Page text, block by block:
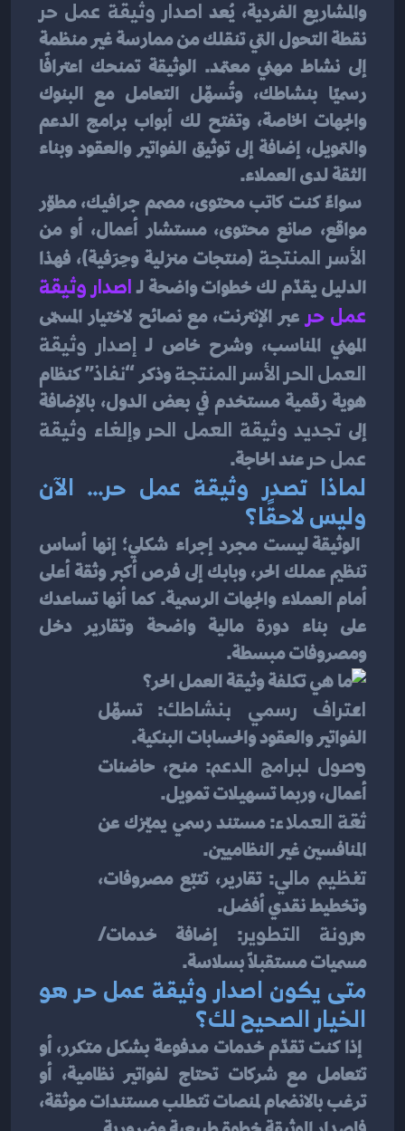
والمشاريع الفردية، يُعد اصدار وثيقة عمل حر
الثقة لدى العملاء.
سواءً كنت كاتب محتوى، مصمم جرافيك، مطوّر
مواقع، صانع محتوى، مستشار أعمال، أو من
الأسر المنتجة
الدليل يقدّم لك خطوات واضحة لـ
عمل حر
المهني المناسب، وشرح خاص لـ
العمل الحر الأسر المنتجة وذكر “نفاذ”
إلى تجديد وثيقة العمل الحر و
عمل حر عند الحاجة.
وليس لاحقًا؟
ومصروفات مبسطة.
اعتراف رسمي بنشاطك
الفواتير والعقود والحسابات البنكية.
وصول لبرامج الدعم
أعمال، وربما تسهيلات تمويل.
ثقة العملاء
المنافسين غير النظاميين.
تنظيم مالي
وتخطيط نقدي أفضل.
مرونة التطوير: إضافة خدمات/
مسميات مستقبلًا بسلاسة.
الخيار الصحيح لك؟